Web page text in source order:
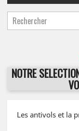
NOTRE
Les antivols et la